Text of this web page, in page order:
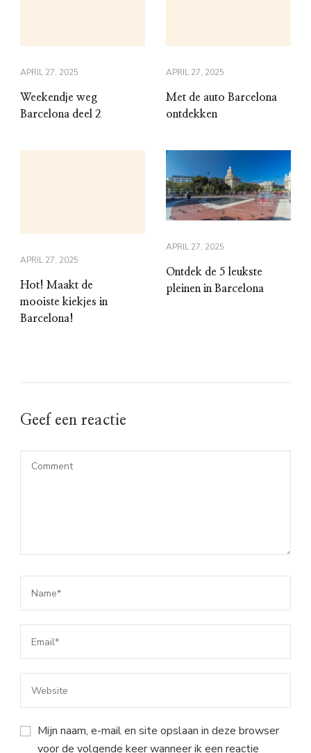
APRIL 27, 2025
Weekendje weg
Barcelona deel 2
APRIL 27, 2025
Met de auto Barcelona
ontdekken
APRIL 27, 2025
Hot! Maakt de
mooiste kiekjes in
Barcelona!
APRIL 27, 2025
Ontdek de 5 leukste
pleinen in Barcelona
Geef een reactie
Mijn naam, e-mail en site opslaan in deze browser
voor de volgende keer wanneer ik een reactie